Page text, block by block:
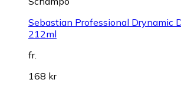
Sebastian Professional Drynamic
212ml
fr.
168 kr